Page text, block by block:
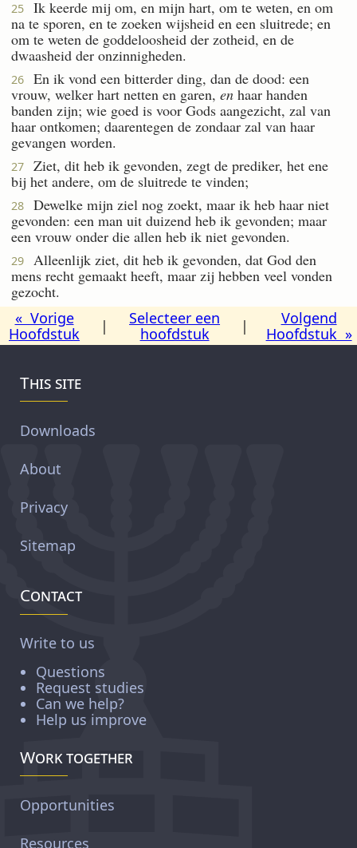
25
Ik keerde mij om, en mijn hart, om te weten, en om
na te sporen, en te zoeken wijsheid en een sluitrede; en
om te weten de goddeloosheid der zotheid, en de
dwaasheid der onzinnigheden.
26
En ik vond een bitterder ding, dan de dood: een
vrouw, welker hart netten en garen, en haar handen
banden zijn; wie goed is voor Gods aangezicht, zal van
haar ontkomen; daarentegen de zondaar zal van haar
gevangen worden.
27
Ziet, dit heb ik gevonden, zegt de prediker, het ene
bij het andere, om de sluitrede te vinden;
28
Dewelke mijn ziel nog zoekt, maar ik heb haar niet
gevonden: een man uit duizend heb ik gevonden; maar
een vrouw onder die allen heb ik niet gevonden.
29
Alleenlijk ziet, dit heb ik gevonden, dat God den
mens recht gemaakt heeft, maar zij hebben veel vonden
gezocht.
« Vorige
Hoofdstuk
|
Selecteer een
hoofdstuk
|
Volgend
Hoofdstuk »
This site
Downloads
About
Privacy
Sitemap
Contact
Write to us
Questions
Request studies
Can we help?
Help us improve
Work together
Opportunities
Resources